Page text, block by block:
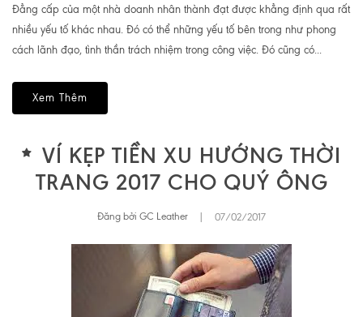
Đẳng cấp của một nhà doanh nhân thành đạt được khẳng định qua rất
nhiều yếu tố khác nhau. Đó có thể những yếu tố bên trong như phong
cách lãnh đạo, tình thần trách nhiệm trong công việc. Đó cũng có...
Xem Thêm
VÍ KẸP TIỀN XU HƯỚNG THỜI
TRANG 2017 CHO QUÝ ÔNG
Đăng bởi GC Leather 07/02/2017